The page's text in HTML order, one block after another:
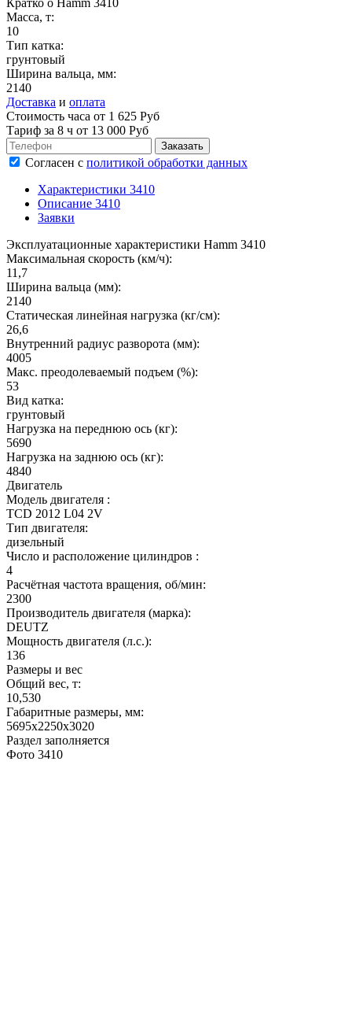
Масса, т:
10
Тип катка:
грунтовый
Ширина вальца, мм:
2140
Доставка и оплата
Стоимость часа от 1 625 Руб
Тариф за 8 ч от 13 000 Руб
Согласен с политикой обработки данных
Характеристики 3410
Описание 3410
Заявки
Эксплуатационные характеристики Hamm 3410
Максимальная скорость (км/ч):
11,7
Ширина вальца (мм):
2140
Статическая линейная нагрузка (кг/см):
26,6
Внутренний радиус разворота (мм):
4005
Макс. преодолеваемый подъем (%):
53
Вид катка:
грунтовый
Нагрузка на переднюю ось (кг):
5690
Нагрузка на заднюю ось (кг):
4840
Двигатель
Модель двигателя :
TCD 2012 L04 2V
Тип двигателя:
дизельный
Число и расположение цилиндров :
4
Расчётная частота вращения, об/мин:
2300
Производитель двигателя (марка):
DEUTZ
Мощность двигателя (л.с.):
136
Размеры и вес
Общий вес, т:
10,530
Габаритные размеры, мм:
5695x2250x3020
Раздел заполняется
Фото 3410